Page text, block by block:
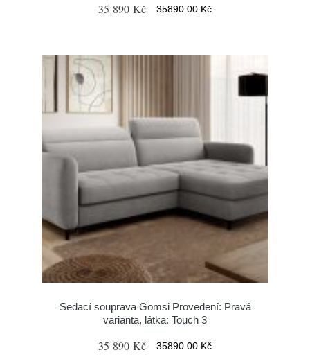
35 890 Kč 35890.00 Kč
Sedací souprava Gomsi Provedení: Pravá
varianta, látka: Touch 3
35 890 Kč 35890.00 Kč